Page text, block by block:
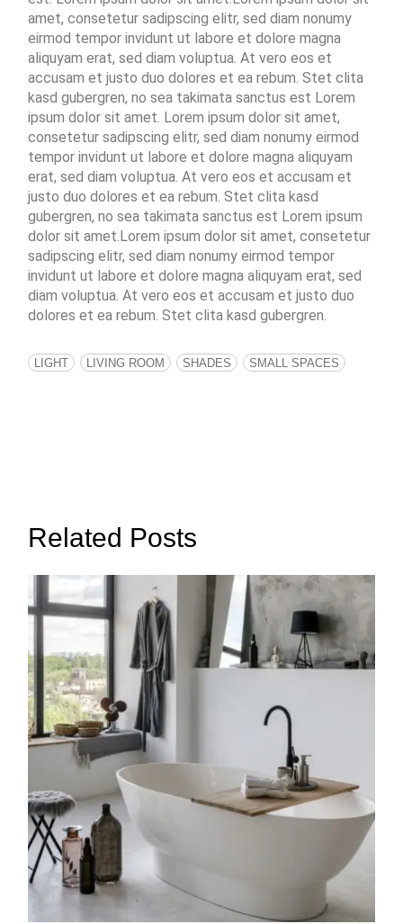
amet, consetetur sadipscing elitr, sed diam nonumy
eirmod tempor invidunt ut labore et dolore magna
aliquyam erat, sed diam voluptua. At vero eos et
accusam et justo duo dolores et ea rebum. Stet clita
kasd gubergren, no sea takimata sanctus est Lorem
ipsum dolor sit amet. Lorem ipsum dolor sit amet,
consetetur sadipscing elitr, sed diam nonumy eirmod
tempor invidunt ut labore et dolore magna aliquyam
erat, sed diam voluptua. At vero eos et accusam et
justo duo dolores et ea rebum. Stet clita kasd
gubergren, no sea takimata sanctus est Lorem ipsum
dolor sit amet.Lorem ipsum dolor sit amet, consetetur
sadipscing elitr, sed diam nonumy eirmod tempor
invidunt ut labore et dolore magna aliquyam erat, sed
diam voluptua. At vero eos et accusam et justo duo
dolores et ea rebum. Stet clita kasd gubergren.
LIGHT LIVING ROOM SHADES SMALL SPACES
Related Posts